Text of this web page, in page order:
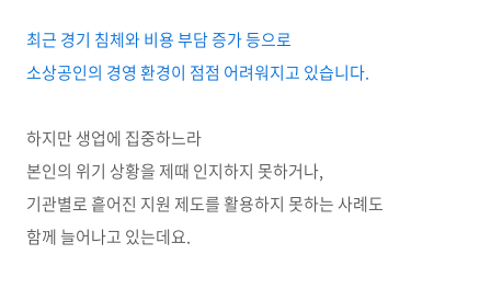
최근 경기 침체와 비용 부담 증가 등으로
소상공인의 경영 환경이 점점 어려워지고 있습니다.
하지만 생업에 집중하느라
본인의 위기 상황을 제때 인지하지 못하거나,
기관별로 흩어진 지원 제도를 활용하지 못하는 사례도
함께 늘어나고 있는데요.